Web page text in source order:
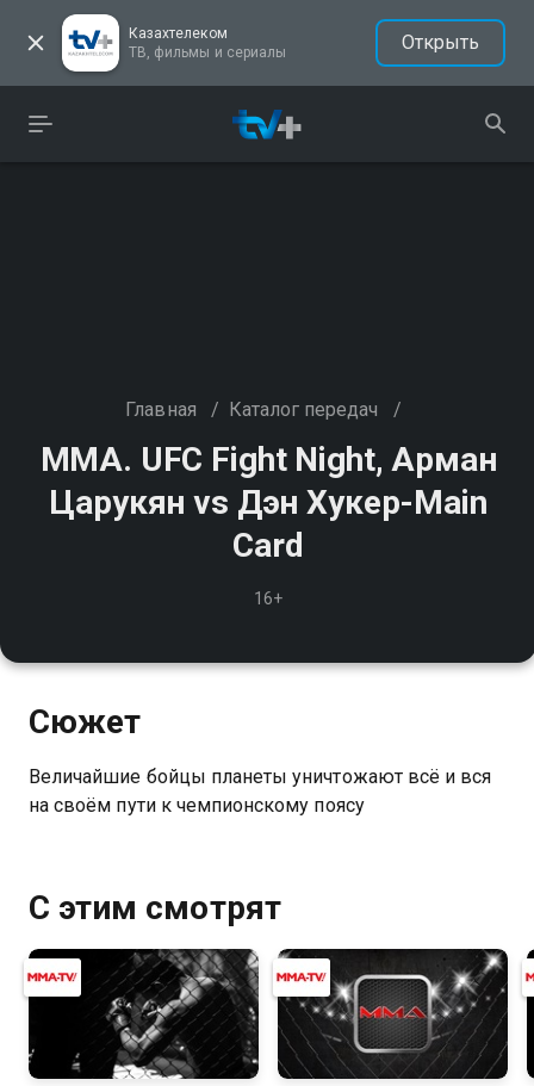
Казахтелеком
ТВ, фильмы и сериалы
Открыть
Главная / Каталог передач /
ММА. UFC Fight Night, Арман
Царукян vs Дэн Хукер-Main
Card
16+
Сюжет
Величайшие бойцы планеты уничтожают всё и вся
на своём пути к чемпионскому поясу
С этим смотрят